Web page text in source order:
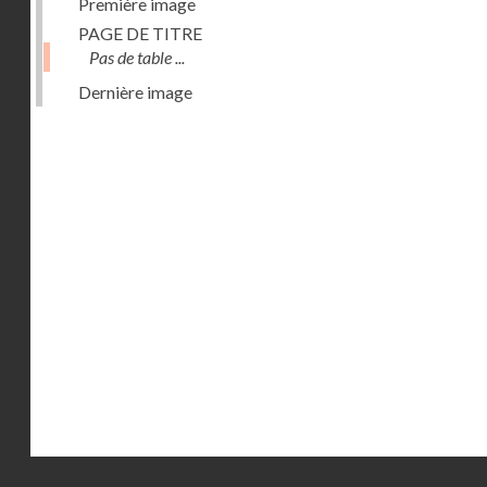
PAGE DE TITRE
Pas de table ...
Dernière image